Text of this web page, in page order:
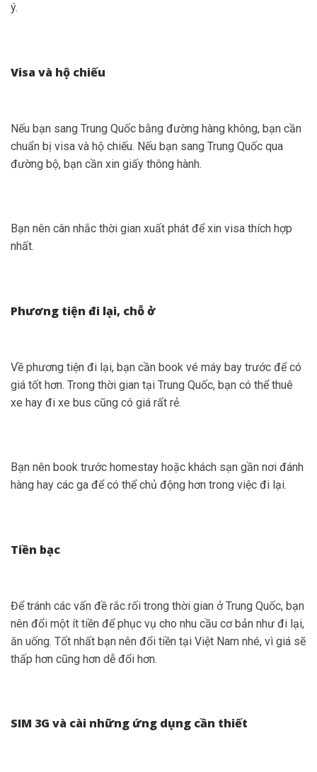
ý.
Visa và hộ chiếu
Nếu bạn sang Trung Quốc bằng đường hàng không, bạn cần
chuẩn bị visa và hộ chiếu. Nếu bạn sang Trung Quốc qua
đường bộ, bạn cần xin giấy thông hành.
Bạn nên cân nhắc thời gian xuất phát để xin visa thích hợp
nhất.
Phương tiện đi lại, chỗ ở
Về phương tiện đi lại, bạn cần book vé máy bay trước để có
giá tốt hơn. Trong thời gian tại Trung Quốc, bạn có thể thuê
xe hay đi xe bus cũng có giá rất rẻ.
Bạn nên book trước homestay hoặc khách sạn gần nơi đánh
hàng hay các ga để có thể chủ động hơn trong việc đi lại.
Tiền bạc
Để tránh các vấn đề rắc rối trong thời gian ở Trung Quốc, bạn
nên đổi một ít tiền để phục vụ cho nhu cầu cơ bản như đi lại,
ăn uống. Tốt nhất bạn nên đổi tiền tại Việt Nam nhé, vì giá sẽ
thấp hơn cũng hơn dễ đổi hơn.
SIM 3G và cài những ứng dụng cần thiết